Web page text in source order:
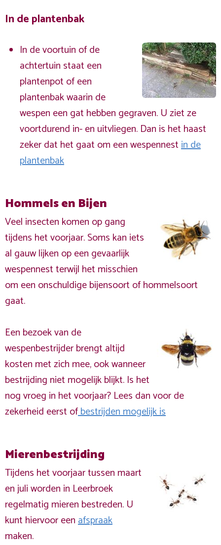
In de plantenbak
In de voortuin of de
achtertuin staat een
plantenpot of een
plantenbak waarin de
wespen een gat hebben gegraven. U ziet ze
voortdurend in- en uitvliegen. Dan is het haast
zeker dat het gaat om een wespennestin de
plantenbak
Hommels en Bijen
Veel insecten komen op gang
tijdens het voorjaar. Soms kan iets
al gauw lijken op een gevaarlijk
wespennest terwijl het misschien
om een onschuldige bijensoort of hommelsoort
gaat.
Een bezoek van de
wespenbestrijder brengt altijd
kosten met zich mee, ook wanneer
bestrijding niet mogelijk blijkt. Is het
nog vroeg in het voorjaar? Lees dan voor de
zekerheid eerst ofbestrijden mogelijk is
Mierenbestrijding
Tijdens het voorjaar tussen maart
en juli worden in Leerbroek
regelmatig mieren bestreden. U
kunt hiervoor eenafspraak
maken.